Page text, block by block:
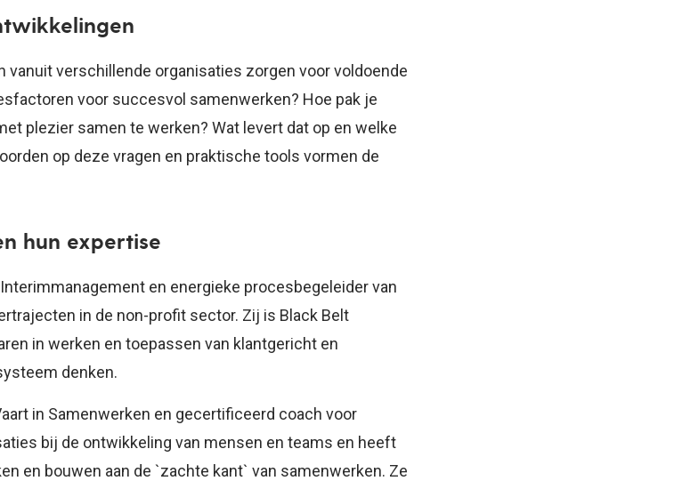
verschillende organisaties zorgen voor voldoende
voor succesvol samenwerken? Hoe pak je
plezier samen te werken? Wat levert dat op en welke
op deze vragen en praktische tools vormen de
hun expertise
en energieke procesbegeleider van
in de non-profit sector. Zij is Black Belt
in werken en toepassen van klantgericht en
denken.
in Samenwerken en gecertificeerd coach voor
bij de ontwikkeling van mensen en teams en heeft
en bouwen aan de `zachte kant` van samenwerken. Ze